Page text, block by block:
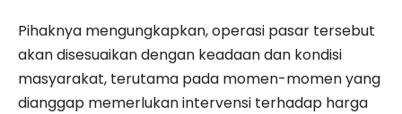
Pihaknya mengungkapkan, operasi pasar tersebut
akan disesuaikan dengan keadaan dan kondisi
masyarakat, terutama pada momen-momen yang
dianggap memerlukan intervensi terhadap harga